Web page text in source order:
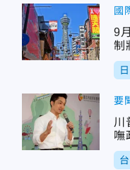
國
9
制
要
川
嘸